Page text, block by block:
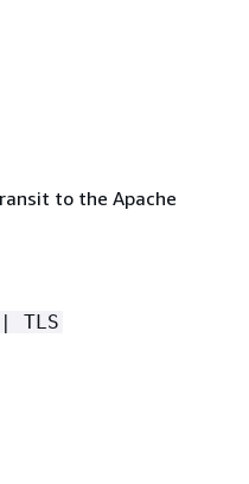
to the Apache
| TLS